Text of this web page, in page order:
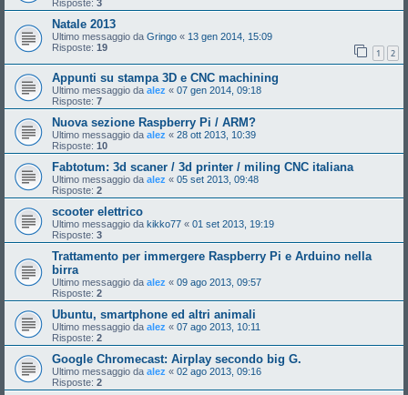
Risposte: 3
Natale 2013
Ultimo messaggio da Gringo « 13 gen 2014, 15:09
Risposte: 19 1 2
Appunti su stampa 3D e CNC machining
Ultimo messaggio da alez « 07 gen 2014, 09:18
Risposte: 7
Nuova sezione Raspberry Pi / ARM?
Ultimo messaggio da alez « 28 ott 2013, 10:39
Risposte: 10
Fabtotum: 3d scaner / 3d printer / miling CNC italiana
Ultimo messaggio da alez « 05 set 2013, 09:48
Risposte: 2
scooter elettrico
Ultimo messaggio da kikko77 « 01 set 2013, 19:19
Risposte: 3
Trattamento per immergere Raspberry Pi e Arduino nella
birra
Ultimo messaggio da alez « 09 ago 2013, 09:57
Risposte: 2
Ubuntu, smartphone ed altri animali
Ultimo messaggio da alez « 07 ago 2013, 10:11
Risposte: 2
Google Chromecast: Airplay secondo big G.
Ultimo messaggio da alez « 02 ago 2013, 09:16
Risposte: 2